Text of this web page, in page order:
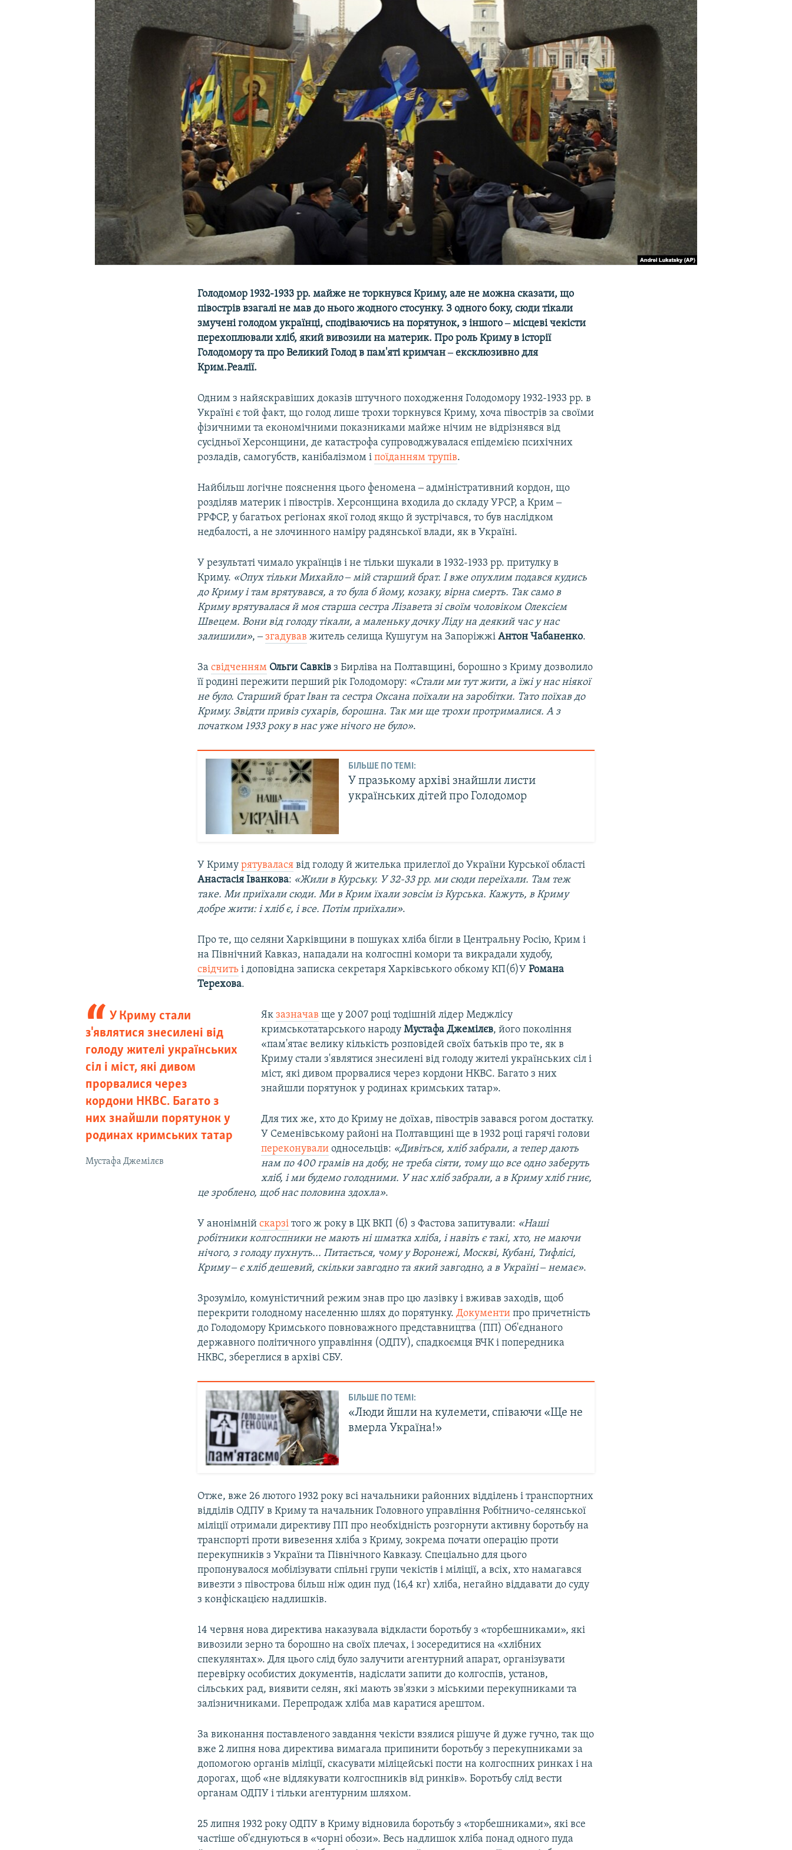
УКРАЇНСЬКА ПРОБЛЕМА КРИМУ
Голодомор 1932-1933 рр. майже не торкнувся Криму, але не можна сказати, що
півострів взагалі не мав до нього жодного стосунку. З одного боку, сюди тікали
змучені голодом українці, сподіваючись на порятунок, з іншого ‒ місцеві чекісти
перехоплювали хліб, який вивозили на материк. Про роль Криму в історії
Голодомору та про Великий Голод в пам'яті кримчан ‒ ексклюзивно для
Крим.Реалії.
Одним з найяскравіших доказів штучного походження Голодомору 1932-1933 рр. в
Україні є той факт, що голод лише трохи торкнувся Криму, хоча півострів за своїми
фізичними та економічними показниками майже нічим не відрізнявся від
сусідньої Херсонщини, де катастрофа супроводжувалася епідемією психічних
розладів, самогубств, канібалізмом іпоїданням трупів.
Найбільш логічне пояснення цього феномена ‒ адміністративний кордон, що
розділяв материк і півострів. Херсонщина входила до складу УРСР, а Крим ‒
РРФСР, у багатьох регіонах якої голод якщо й зустрічався, то був наслідком
недбалості, а не злочинного наміру радянської влади, як в Україні.
У результаті чимало українців і не тільки шукали в 1932-1933 рр. притулку в
Криму. «Опух тільки Михайло ‒ мій старший брат. І вже опухлим подався кудись
до Криму і там врятувався, а то була б йому, козаку, вірна смерть. Так само в
Криму врятувалася й моя старша сестра Лізавета зі своїм чоловіком Олексієм
Швецем. Вони від голоду тікали, а маленьку дочку Ліду на деякий час у нас
залишили», ‒згадував житель селища Кушугум на ЗапоріжжіАнтон Чабаненко.
Засвідченням Ольги Савків з Бирліва на Полтавщині, борошно з Криму дозволило
її родині пережити перший рік Голодомору: «Стали ми тут жити, а їжі у нас ніякої
не було. Старший брат Іван та сестра Оксана поїхали на заробітки. Тато поїхав до
Криму. Звідти привіз сухарів, борошна. Так ми ще трохи протрималися. А з
початком 1933 року в нас уже нічого не було».
БІЛЬШЕ ПО ТЕМІ:
У празькому архіві знайшли листи
українських дітей про Голодомор
У Кримурятувалася від голоду й жителька прилеглої до України Курської області
Анастасія Іванкова: «Жили в Курську. У 32-33 рр. ми сюди переїхали. Там теж
таке. Ми приїхали сюди. Ми в Крим їхали зовсім із Курська. Кажуть, в Криму
добре жити: і хліб є, і все. Потім приїхали».
Про те, що селяни Харківщини в пошуках хліба бігли в Центральну Росію, Крим і
на Північний Кавказ, нападали на колгоспні комори та викрадали худобу,
свідчить і доповідна записка секретаря Харківського обкому КП(б)УРомана
Терехова.
У Криму стали
з'являтися знесилені від
голоду жителі українських
сіл і міст, які дивом
прорвалися через
кордони НКВС. Багато з
них знайшли порятунок у
родинах кримських татар
Мустафа Джемілєв
Як зазначав ще у 2007 році тодішній лідер Меджлісу
кримськотатарського народу Мустафа Джемілєв, його покоління
«пам'ятає велику кількість розповідей своїх батьків про те, як в
Криму стали з'являтися знесилені від голоду жителі українських сіл і
міст, які дивом прорвалися через кордони НКВС. Багато з них
знайшли порятунок у родинах кримських татар».
Для тих же, хто до Криму не доїхав, півострів завався рогом достатку.
У Семенівському районі на Полтавщині ще в 1932 році гарячі голови
переконувалиодносельців: «Дивіться, хліб забрали, а тепер дають
нам по 400 грамів на добу, не треба сіяти, тому що все одно заберуть
хліб, і ми будемо голодними. У нас хліб забрали, а в Криму хліб гниє,
це зроблено, щоб нас половина здохла».
У анонімнійскарзі того ж року в ЦК ВКП (б) з Фастова запитували: «Наші
робітники колгоспники не мають ні шматка хліба, і навіть є такі, хто, не маючи
нічого, з голоду пухнуть... Питається, чому у Воронежі, Москві, Кубані, Тифлісі,
Криму ‒ є хліб дешевий, скільки завгодно та який завгодно, а в Україні ‒ немає».
Зрозуміло, комуністичний режим знав про цю лазівку і вживав заходів, щоб
перекрити голодному населенню шлях до порятунку.Документи про причетність
до Голодомору Кримського повноважного представництва (ПП) Об'єднаного
державного політичного управління (ОДПУ), спадкоємця ВЧК і попередника
НКВС, збереглися в архіві СБУ.
БІЛЬШЕ ПО ТЕМІ:
«Люди йшли на кулемети, співаючи «Ще не
вмерла Україна!»
Отже, вже 26 лютого 1932 року всі начальники районних відділень і транспортних
відділів ОДПУ в Криму та начальник Головного управління Робітничо-селянської
міліції отримали директиву ПП про необхідність розгорнути активну боротьбу на
транспорті проти вивезення хліба з Криму, зокрема почати операцію проти
перекупників з України та Північного Кавказу. Спеціально для цього
пропонувалося мобілізувати спільні групи чекістів і міліції, а всіх, хто намагався
вивезти з півострова більш ніж один пуд (16,4 кг) хліба, негайно віддавати до суду
з конфіскацією надлишків.
14 червня нова директива наказувала відкласти боротьбу з «торбешниками», які
вивозили зерно та борошно на своїх плечах, і зосередитися на «хлібних
спекулянтах». Для цього слід було залучити агентурний апарат, організувати
перевірку особистих документів, надіслати запити до колгоспів, установ,
сільських рад, виявити селян, які мають зв'язки з міськими перекупниками та
залізничниками. Перепродаж хліба мав каратися арештом.
За виконання поставленого завдання чекісти взялися рішуче й дуже гучно, так що
вже 2 липня нова директива вимагала припинити боротьбу з перекупниками за
допомогою органів міліції, скасувати міліцейські пости на колгоспних ринках і на
дорогах, щоб «не відлякувати колгоспників від ринків». Боротьбу слід вести
органам ОДПУ і тільки агентурним шляхом.
25 липня 1932 року ОДПУ в Криму відновила боротьбу з «торбешниками», які все
частіше об'єднуються в «чорні обози». Весь надлишок хліба понад одного пуда